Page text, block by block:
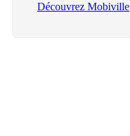
Découvrez Mobiville